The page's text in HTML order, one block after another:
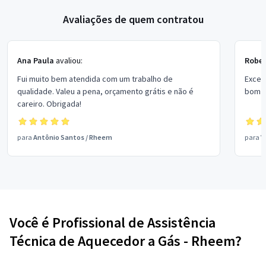
Avaliações de quem contratou
Ana Paula avaliou:
Fui muito bem atendida com um trabalho de
qualidade. Valeu a pena, orçamento grátis e não é
careiro. Obrigada!
para Antônio Santos /Rheem
bom
para
Você é Profissional de Assistência
Técnica de Aquecedor a Gás - Rheem?